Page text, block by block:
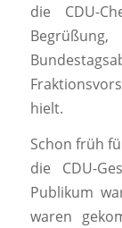
die CDU-
hielt.
Schon früh
die CDU-
Publikum
waren